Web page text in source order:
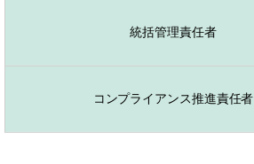
統括管理責任者
コンプライアンス推進責任者